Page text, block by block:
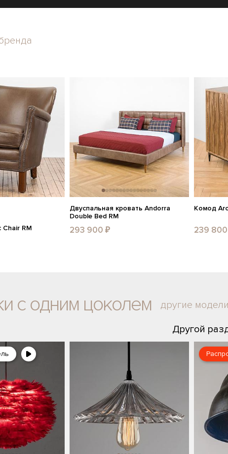
Chair RM
Двуспальная кровать Andorra
Double Bed RM
293 900 ₽
Комод
239
с одним цоколем другие
Другой